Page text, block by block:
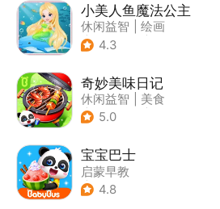
小美人鱼魔法公主
休闲益智
绘画
| 儿童游戏
4.3
奇妙美味日记
休闲益智
美食
| 宝宝巴士
5.0
宝宝巴士
启蒙早教
| 儿童益智游戏
4.8